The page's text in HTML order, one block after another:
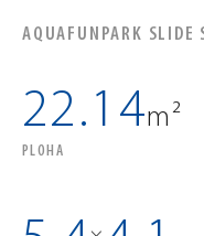
AQUAFUNPARK SLIDE
22.14m²
PLOHA